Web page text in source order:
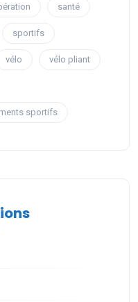
santé
sportifs
vélo vélo pliant
sportifs